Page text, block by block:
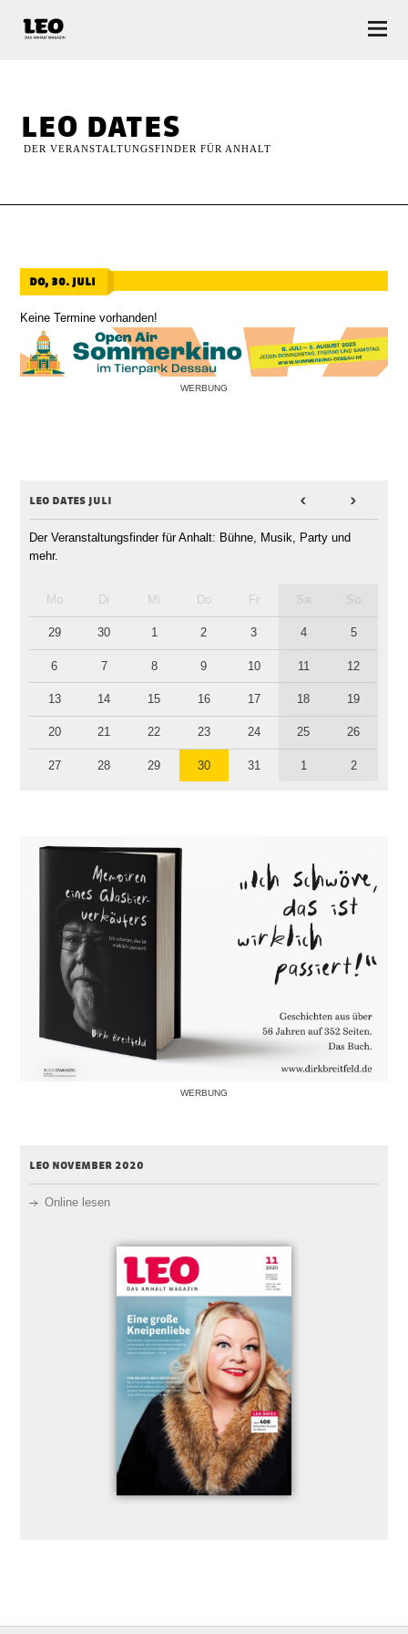
leo dates
DER VERANSTALTUNGSFINDER FÜR ANHALT
do, 30. juli
Keine Termine vorhanden!
WERBUNG
leo dates juli < >
Der Veranstaltungsfinder für Anhalt: Bühne, Musik, Party und
mehr.
Mo Di Mi Do Fr
29 30 1 2 3 4 5
6 7 8 9 10 11 12
13 14 15 16 17 18 19
20 21 22 23 24 25 26
27 28 29 30 31 1 2
WERBUNG
leo november 2020
Online lesen